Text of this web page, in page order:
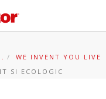
WE INVENT YOU LIVE
SI ECOLOGIC